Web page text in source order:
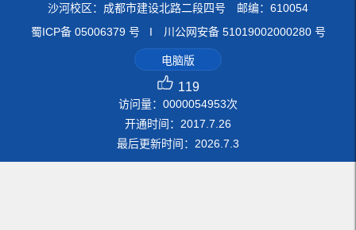
沙河校区：成都市建设北路二段四号 邮编：610054
蜀ICP备 05006379 号 I 川公网安备 51019002000280 号
电脑版
119
访问量： 0000054953次
开通时间： 2017 7 26
最后更新时间： 2026 7 3